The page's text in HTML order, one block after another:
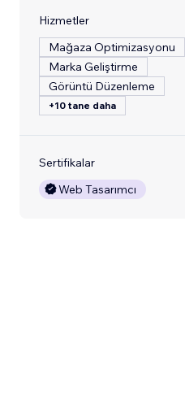
Hizmetler
Mağaza Optimizasyonu
Marka Geliştirme
Görüntü Düzenleme
+10 tane daha
Sertifikalar
Web Tasarımcı